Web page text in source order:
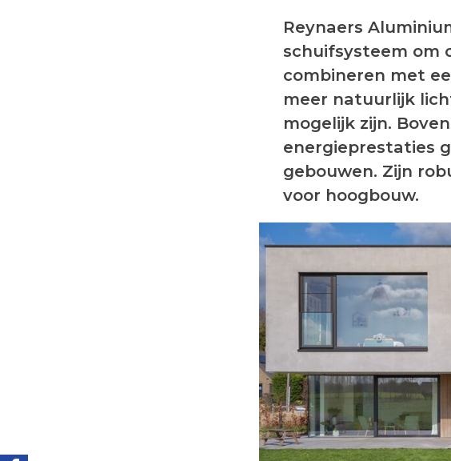
Reynaers
schuifsysteem om
combineren met
meer natuurlijk
mogelijk zijn.
energieprestaties
gebouwen. Zijn
voor hoogbouw.